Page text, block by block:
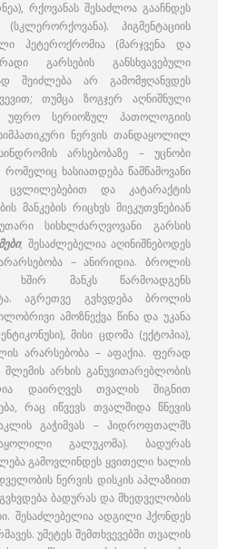
რქოვანას შესაძლოა გააჩნდეს
პიგმენტაციის
ჰეტეროქრომია (მარჯვენა და
გარსების განსხვავებული
შეიძლება არ გამომჟღანვდეს
თუმცა ზოგჯერ აღნიშნული
უფრო სერიოზულ პათოლოგიის
ნერვის თანდაყოლილ
არსებობაზე – უცნობი
ხასიათდება წამწამოვანი
და კატარაქტის
მანკების რიცხვს მიეკუთვნებიან
სისხლძარღვოვანი გარსის
; შესაძლებელია აღინიშნებოდეს
– ანირიდია. ბროლის
ხშირ მანკს წარმოადგენს
აგრეთვე გვხვდება ბროლის
ამოზნექვა წინა და უკანა
მისი ცდომა (ექტოპია),
არარსებობა – აფაქია. ფერად
არხის განუვითარებლობის
დაირღვეს თვალის შიგნით
რაც იწვევს თვალშიდა წნევის
გაჭიმვას – ჰიდროფთალმს
გალუკომა). ბადურას
გამოვლინდეს ყვითელი ხალის
ნერვის დისკის აპლაზიით
ბადურას და მხედველობის
შესაძლებელია ადგილი ჰქონდეს
უმეტეს შემთხვევებში თვალის